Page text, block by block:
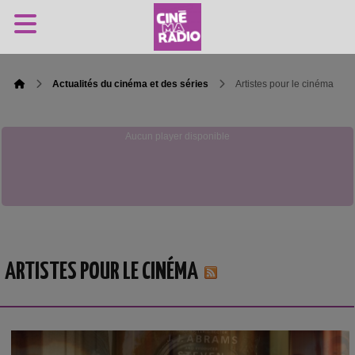
Actualités du cinéma et des séries Artistes pour le cinéma
Aucun player disponible
ARTISTES POUR LE CINÉMA